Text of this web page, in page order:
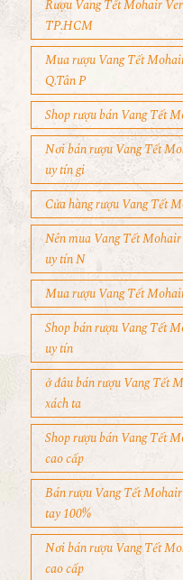
Rượu Vang Tết Mohair
TP.HCM
Mua rượu Vang Tết
Q.Tân P
Shop rượu bán Vang Tết
Nơi bán rượu Vang Tết
uy tín gi
Cửa hàng rượu Vang Tết
Nên mua Vang Tết
uy tín N
Mua rượu Vang Tết
Shop bán rượu Vang Tết
uy tín
ở đâu bán rượu Vang Tết
xách ta
Shop rượu bán Vang Tết
cao cấp
Bán rượu Vang Tết
tay 100%
Nơi bán rượu Vang Tết
cao cấp